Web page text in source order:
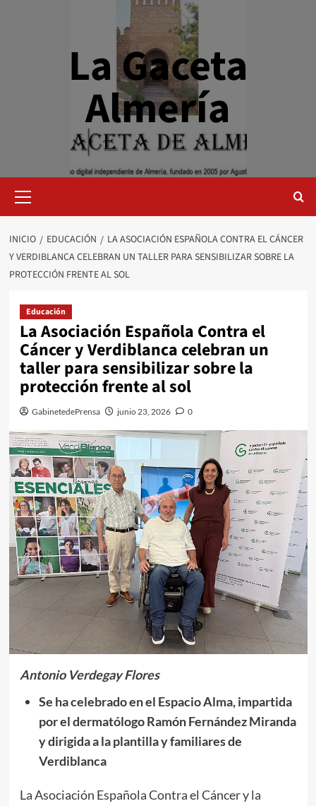
La Gaceta
Almería
primario
INICIO EDUCACIÓN
LA ASOCIACIÓN ESPAÑOLA CONTRA EL CÁNCER
Y VERDIBLANCA CELEBRAN UN TALLER PARA SENSIBILIZAR SOBRE LA
PROTECCIÓN FRENTE AL SOL
Educación
La Asociación Española Contra el
Cáncer y Verdiblanca celebran un
taller para sensibilizar sobre la
protección frente al sol
GabinetedePrensa junio 23, 2026 0
Antonio Verdegay Flores
Se ha celebrado en el Espacio Alma, impartida
por el dermatólogo Ramón Fernández Miranda
y dirigida a la plantilla y familiares de
Verdiblanca
La Asociación Española Contra el Cáncer y la